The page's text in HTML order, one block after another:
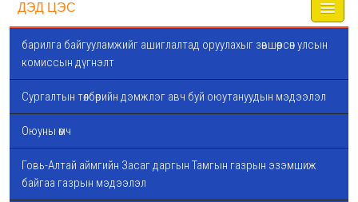
ДЭД ЦЭС
барилга байгууламжийг ашиглалтад оруулахыг зөвшөөрсөн улсын
комиссын дүгнэлт
Сургалтын төлбөрийн дэмжлэг авч буй оюутануудын мэдээлэл
Оюуны өмч
Говь-Алтай аймгийн Засаг даргын Тамгын газрын эзэмшиж
байгаа газрын мэдээлэл